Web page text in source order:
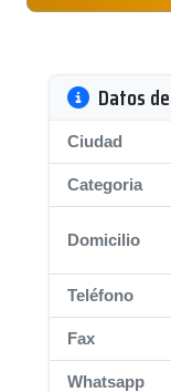
Datos
Ciudad
Categoria
Domicilio
Teléfono
Fax
Whatsapp